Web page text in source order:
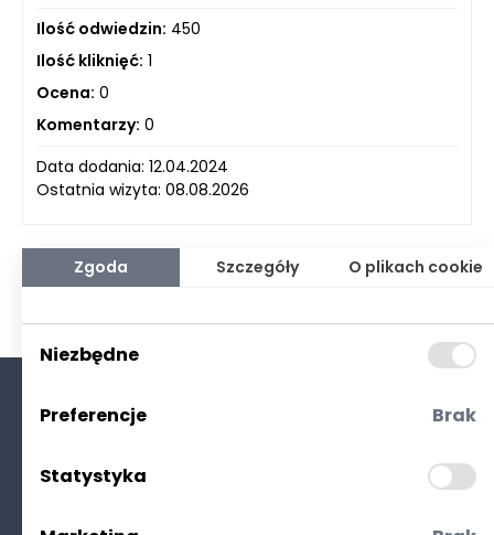
Ilość odwiedzin: 450
Ilość kliknięć: 1
Ocena: 0
Komentarzy: 0
Data dodania: 12.04.2024
Ostatnia wizyta: 08.08.2026
Polityka prywatności
Zgoda Szczegóły O plikach cookie
Niezbędne
Preferencje Brak
Statystyka